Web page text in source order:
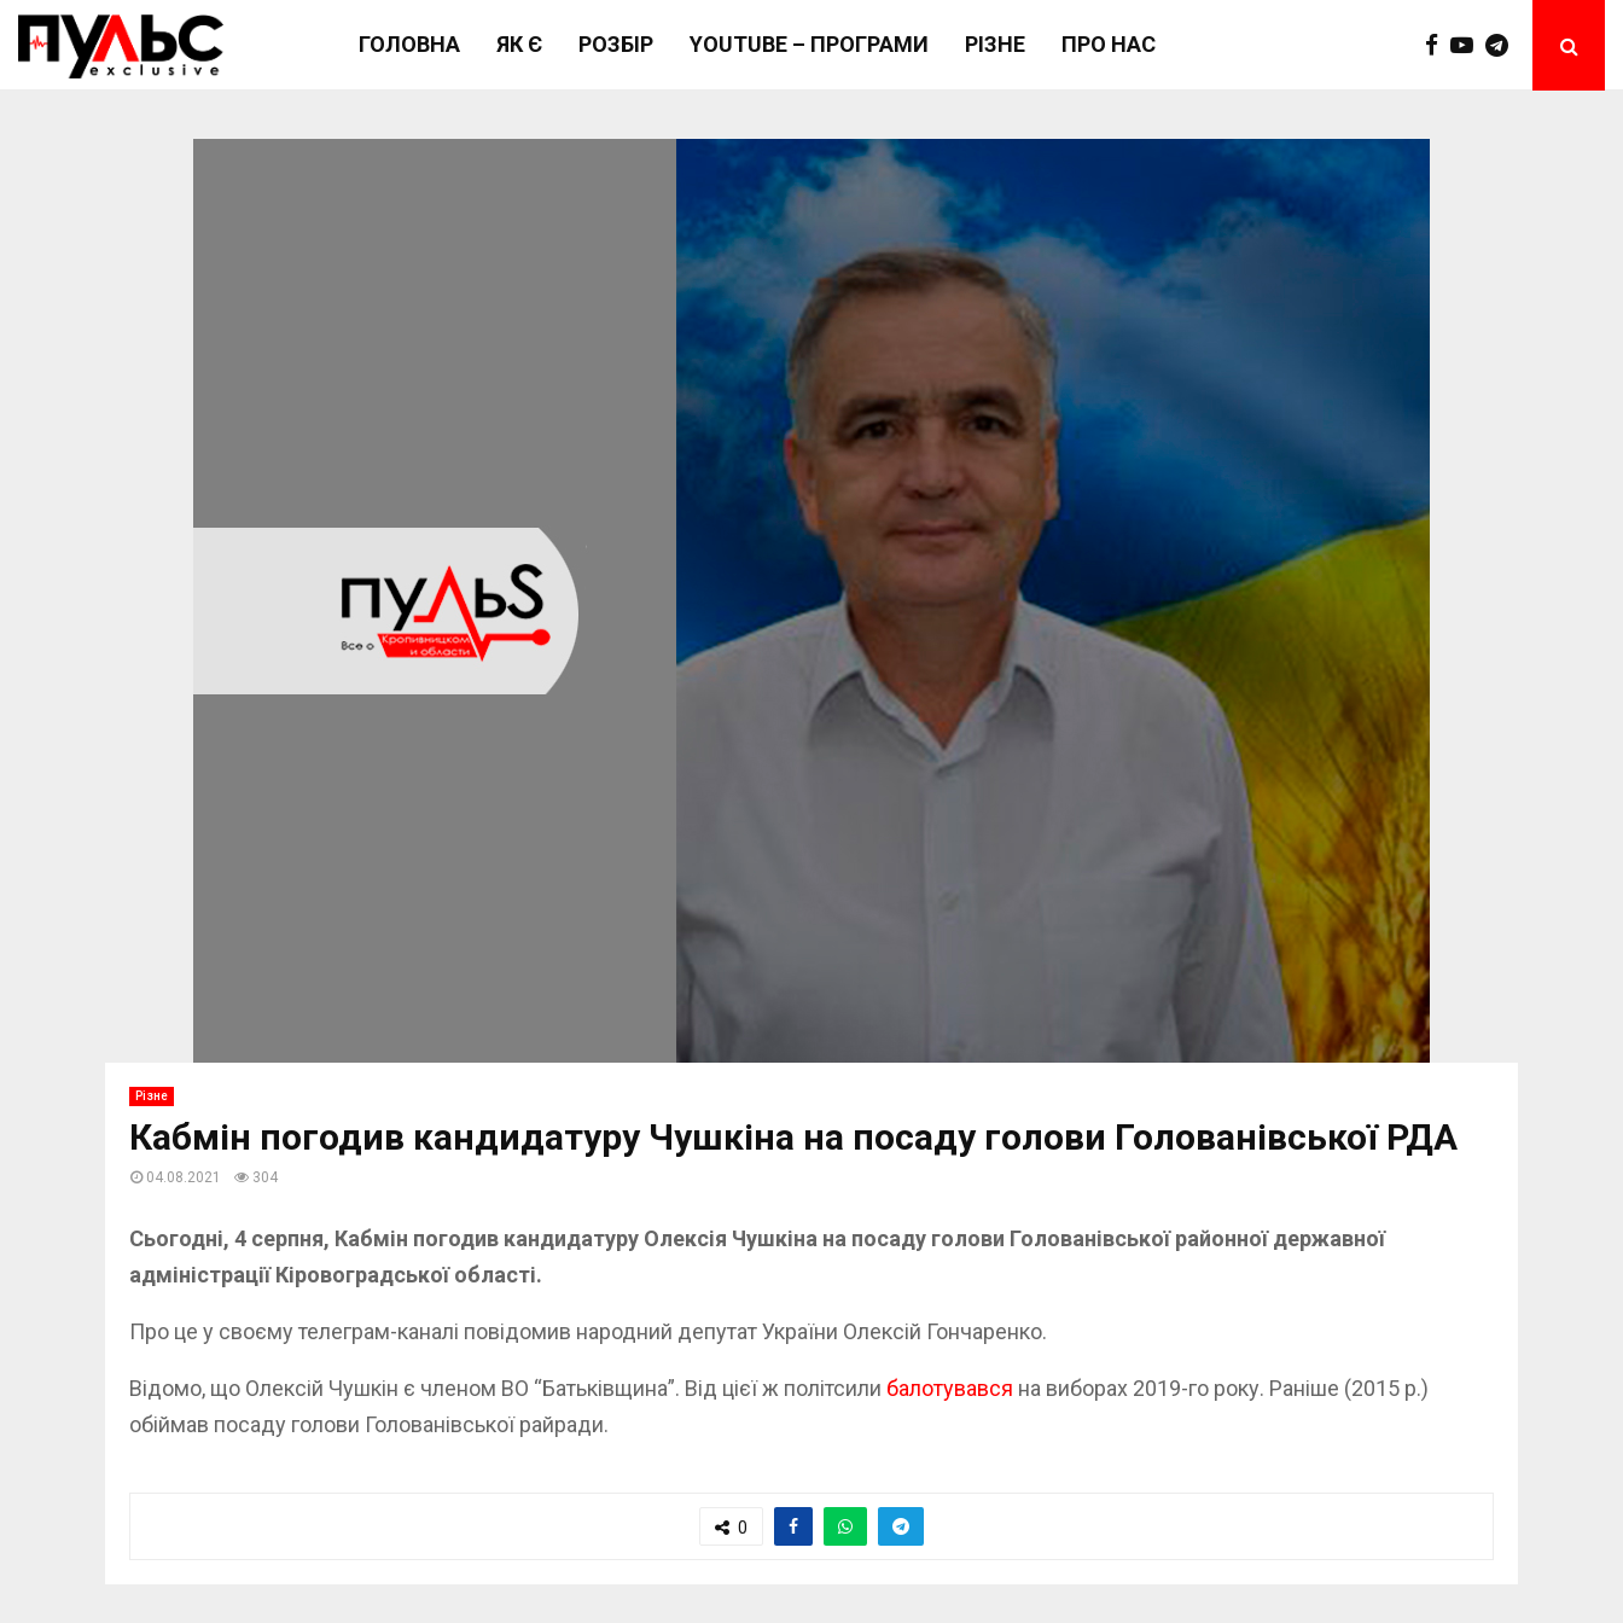
ГОЛОВНА ЯК Є РОЗБІР YOUTUBE – ПРОГРАМИ РІЗНЕ ПРО НАС
Різне
Кабмін погодив кандидатуру Чушкіна на посаду голови Голованівської РДА
04.08.2021 304
Сьогодні, 4 серпня, Кабмін погодив кандидатуру Олексія Чушкіна на посаду голови Голованівської районної державної
адміністрації Кіровоградської області.
Про це у своєму телеграм-каналі повідомив народний депутат України Олексій Гончаренко.
Відомо, що Олексій Чушкін є членом ВО “Батьківщина”. Від цієї ж політсили балотувався на виборах 2019-го року. Раніше (2015 р.)
обіймав посаду голови Голованівської райради.
0